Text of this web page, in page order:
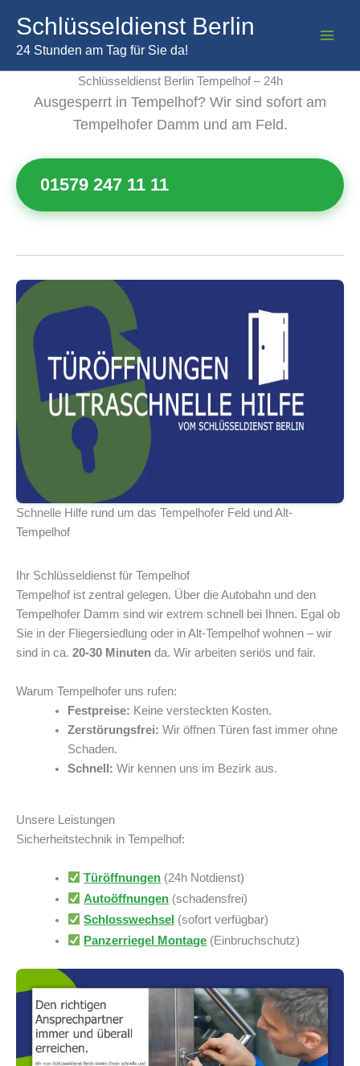
Inhalt
springen
Schlüsseldienst Berlin
24 Stunden am Tag für Sie da!
Schlüsseldienst Berlin Tempelhof – 24h
Ausgesperrt in Tempelhof? Wir sind sofort am
Tempelhofer Damm und am Feld.
01579 247 11 11
Schnelle Hilfe rund um das Tempelhofer Feld und Alt-
Tempelhof
Ihr Schlüsseldienst für Tempelhof
Tempelhof ist zentral gelegen. Über die Autobahn und den
Tempelhofer Damm sind wir extrem schnell bei Ihnen. Egal ob
Sie in der Fliegersiedlung oder in Alt-Tempelhof wohnen – wir
sind in ca. 20-30 Minuten da. Wir arbeiten seriös und fair.
Warum Tempelhofer uns rufen:
Festpreise: Keine versteckten Kosten.
Zerstörungsfrei: Wir öffnen Türen fast immer ohne
Schaden.
Schnell: Wir kennen uns im Bezirk aus.
Unsere Leistungen
Sicherheitstechnik in Tempelhof:
Türöffnungen (24h Notdienst)
Autoöffnungen (schadensfrei)
Schlosswechsel (sofort verfügbar)
Panzerriegel Montage (Einbruchschutz)